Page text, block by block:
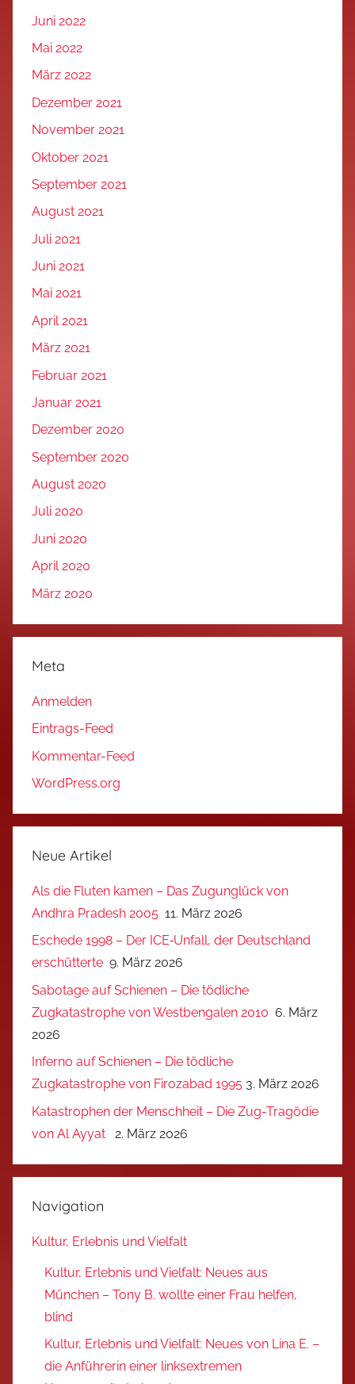
Juni 2022
Mai 2022
März 2022
Dezember 2021
November 2021
Oktober 2021
September 2021
August 2021
Juli 2021
Juni 2021
Mai 2021
April 2021
März 2021
Februar 2021
Januar 2021
Dezember 2020
September 2020
August 2020
Juli 2020
Juni 2020
April 2020
März 2020
Meta
Anmelden
Eintrags-Feed
Kommentar-Feed
WordPress.org
Neue Artikel
Als die Fluten kamen – Das Zugunglück von
Andhra Pradesh 2005 11. März 2026
Eschede 1998 – Der ICE‑Unfall, der Deutschland
erschütterte 9. März 2026
Sabotage auf Schienen – Die tödliche
Zugkatastrophe von Westbengalen 2010 6. März
2026
Inferno auf Schienen – Die tödliche
Zugkatastrophe von Firozabad 1995 3. März 2026
Katastrophen der Menschheit – Die Zug-Tragödie
von Al Ayyat
2. März 2026
Navigation
Kultur, Erlebnis und Vielfalt
Kultur, Erlebnis und Vielfalt: Neues aus
München – Tony B. wollte einer Frau helfen,
blind
Kultur, Erlebnis und Vielfalt: Neues von Lina E. –
die Anführerin einer linksextremen